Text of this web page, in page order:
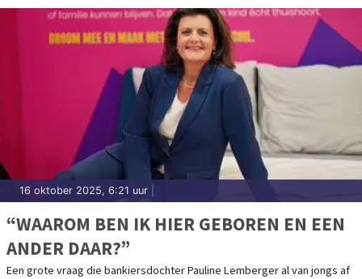
16 oktober 2025, 6:21 uur
“WAAROM BEN IK HIER GEBOREN EN EEN
ANDER DAAR?”
Een grote vraag die bankiersdochter Pauline Lemberger al van jongs af